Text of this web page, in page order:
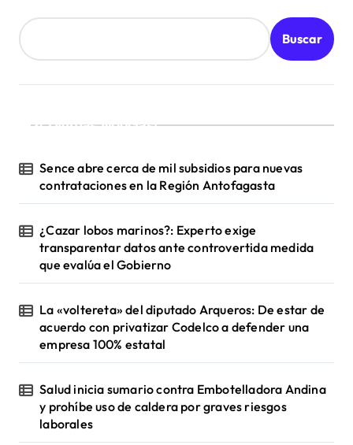
Buscar
¡Ultimas Noticias!
Sence abre cerca de mil subsidios para nuevas
contrataciones en la Región Antofagasta
¿Cazar lobos marinos?: Experto exige
transparentar datos ante controvertida medida
que evalúa el Gobierno
La «voltereta» del diputado Arqueros: De estar de
acuerdo con privatizar Codelco a defender una
empresa 100% estatal
Salud inicia sumario contra Embotelladora Andina
y prohíbe uso de caldera por graves riesgos
laborales